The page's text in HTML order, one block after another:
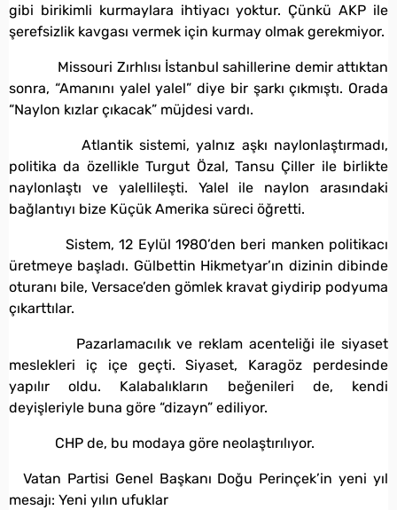
gibi birikimli kurmaylara ihtiyacı yoktur. Çünkü AKP ile
şerefsizlik kavgası vermek için kurmay olmak gerekmiyor.
Missouri Zırhlısı İstanbul sahillerine demir attıktan
sonra, “Amanını yalel yalel” diye bir şarkı çıkmıştı. Orada
“Naylon kızlar çıkacak” müjdesi vardı.
Atlantik sistemi, yalnız aşkı naylonlaştırmadı,
politika da özellikle Turgut Özal, Tansu Çiller ile birlikte
naylonlaştı ve yalellileşti. Yalel ile naylon arasındaki
bağlantıyı bize Küçük Amerika süreci öğretti.
Sistem, 12 Eylül 1980’den beri manken politikacı
üretmeye başladı. Gülbettin Hikmetyar’ın dizinin dibinde
oturanı bile, Versace’den gömlek kravat giydirip podyuma
çıkarttılar.
Pazarlamacılık ve reklam acenteliği ile siyaset
meslekleri iç içe geçti. Siyaset, Karagöz perdesinde
yapılır oldu. Kalabalıkların beğenileri de, kendi
deyişleriyle buna göre “dizayn” ediliyor.
CHP de, bu modaya göre neolaştırılıyor.
Vatan Partisi Genel Başkanı Doğu Perinçek’in yeni yıl
mesajı: Yeni yılın ufuklar